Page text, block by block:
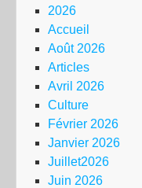
2026
Accueil
Août 2026
Articles
Avril 2026
Culture
Février 2026
Janvier 2026
Juillet2026
Juin 2026